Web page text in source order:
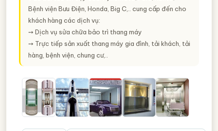
Bệnh viện Bưu Điện, Honda, Big C,.. cung cấp đến cho
khách hàng các dịch vụ:
➙ Dịch vụ sửa chữa bảo trì thang máy
➙ Trực tiếp sản xuất thang máy gia đình, tải khách, tải
hàng, bệnh viện, chung cư,..